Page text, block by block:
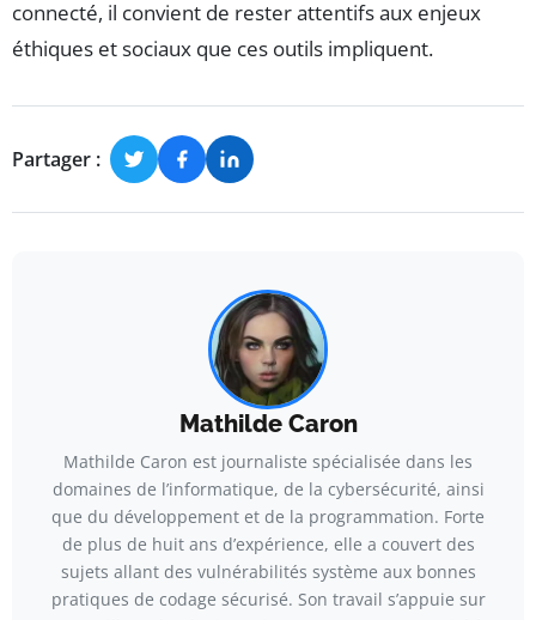
connecté, il convient de rester attentifs aux enjeux
éthiques et sociaux que ces outils impliquent.
Partager :
Mathilde Caron
Mathilde Caron est journaliste spécialisée dans les
domaines de l’informatique, de la cybersécurité, ainsi
que du développement et de la programmation. Forte
de plus de huit ans d’expérience, elle a couvert des
sujets allant des vulnérabilités système aux bonnes
pratiques de codage sécurisé. Son travail s’appuie sur